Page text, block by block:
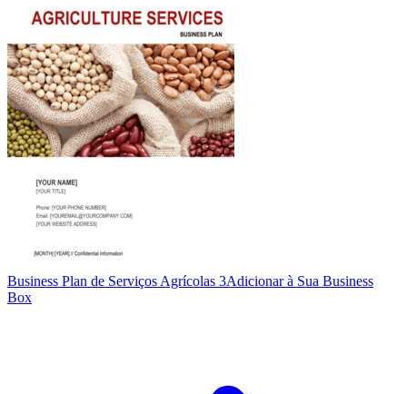
Business Plan de Serviços Agrícolas 3Adicionar à Sua Business
Box